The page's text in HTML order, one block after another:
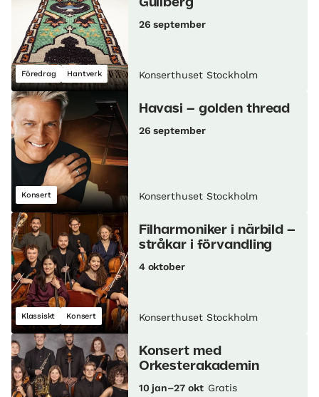
Föredrag Hantverk
Gullberg
26 september
Konserthuset Stockholm
Konsert
Havasi – golden thread
26 september
Konserthuset Stockholm
Klassiskt Konsert
Filharmoniker i närbild –
stråkar i förvandling
4 oktober
Konserthuset Stockholm
Konsert med
Orkesterakademin
10 jan–27 okt Gratis